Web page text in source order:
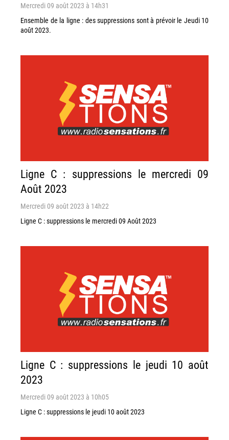
Mercredi 09 août 2023 à 14h31
Ensemble de la ligne : des suppressions sont à prévoir le Jeudi 10
août 2023.
Ligne C : suppressions le mercredi 09
Août 2023
Mercredi 09 août 2023 à 14h22
Ligne C : suppressions le mercredi 09 Août 2023
Ligne C : suppressions le jeudi 10 août
2023
Mercredi 09 août 2023 à 10h05
Ligne C : suppressions le jeudi 10 août 2023